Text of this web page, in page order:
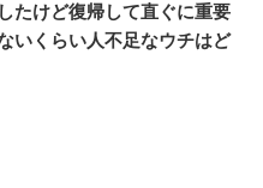
たけど復帰して直ぐに重要
いくらい人不足なウチはど